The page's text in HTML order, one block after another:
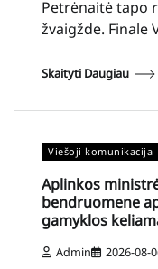
Petrėnaitė tapo
žvaigžde. Finale
Skaityti Daugiau
Viešoji komunikacija
Aplinkos
bendruomene
gamyklos
Admin 2026-08-